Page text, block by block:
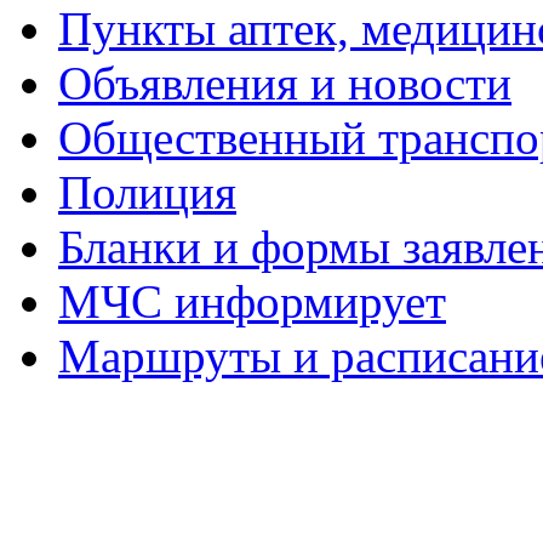
Пункты аптек,
Объявления и новости
Общественный
Полиция
Бланки и формы
МЧС информирует
Маршруты и